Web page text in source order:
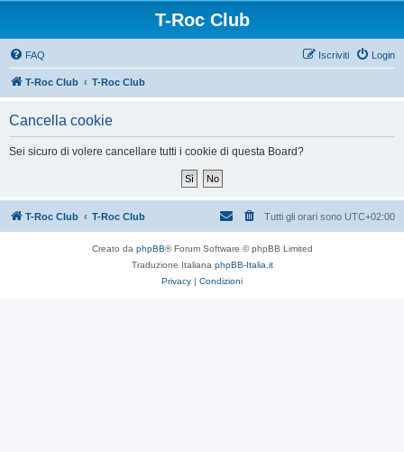
T-Roc Club
FAQ Login
Iscriviti
T-Roc Club T-Roc Club
Cancella cookie
Sei sicuro di volere cancellare tutti i cookie di questa Board?
T-Roc Club T-Roc Club Tutti gli orari sono UTC+02:00
Creato da phpBB® Forum Software © phpBB Limited
Traduzione Italiana phpBB-Italia.it
Privacy | Condizioni